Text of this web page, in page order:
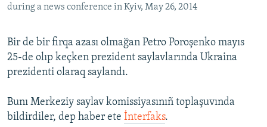
RFE/RS bütün saytları
during a news conference in Kyiv, May 26, 2014
Bir de bir firqa azası olmağan Petro Poroşenko mayıs
25-de olıp keçken prezident saylavlarında Ukraina
prezidenti olaraq saylandı.
Bunı Merkeziy saylav komissiyasınıñ toplaşuvında
bildirdiler, dep haber ete İnterfaks.